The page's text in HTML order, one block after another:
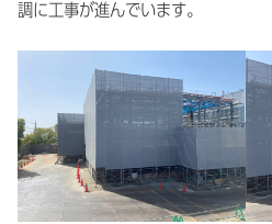
調に工事が進んでいます。